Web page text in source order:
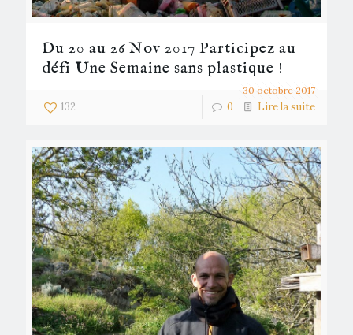
30 octobre 2017
Du 20 au 26 Nov 2017 Participez au
défi Une Semaine sans plastique !
132 0 Lire la suite